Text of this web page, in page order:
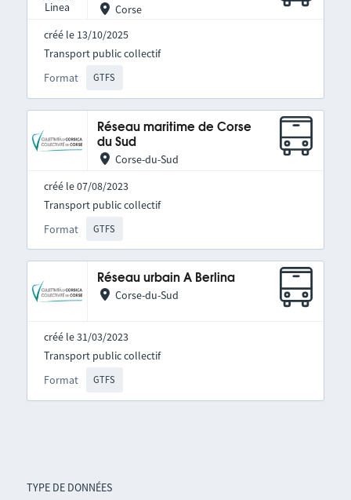
TYPE DE DONNÉES
Corse
créé le 13/10/2025
Format GTFS
Transport public collectif
Réseau maritime de Corse
du Sud
Corse-du-Sud
créé le 07/08/2023
Format GTFS
Transport public collectif
Réseau urbain A Berlina
Corse-du-Sud
créé le 31/03/2023
Format GTFS
Transport public collectif